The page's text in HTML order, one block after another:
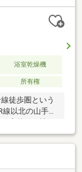
戸の街並み。
ら始まりま
質な暮らしが
は神明ホーム
約9分。タワ
麗にお使いで
休で対応いた
さい☆自己資
浴室乾燥機
所有権
徒歩圏という
以北の山手エ
窓外には神戸
沢な眺望が広
ア公園」が徒
住環境。ホ
ービス、地上